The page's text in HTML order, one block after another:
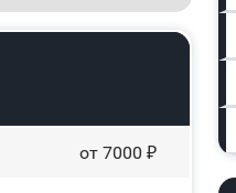
от 7000 ₽